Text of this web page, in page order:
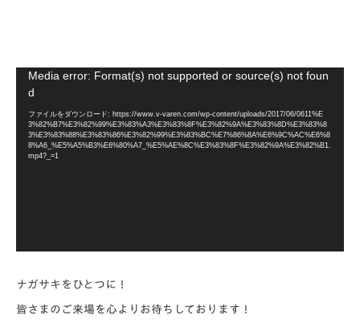
Media error: Format(s) not supported or source(s) not foun
d
ファイルをダウンロード: https://www.v-varen.com/wp-content/uploads/2017/06/0611%E
3%82%B7%E3%82%99%E3%83%A3%E3%83%8F%E3%82%9A%E3%83%8D%E3%83%8
3%E3%83%88%E3%83%86%E3%82%99%E3%83%BC%E7%86%8A%E6%9C%AC%E6%8
8%A6_%E5%A5%B3%E6%80%A7_%E5%AE%8C%E3%83%8F%E3%82%9A%E3%82%B1.
mp4?_=1
ナガサキをひとつに！
皆さまのご来場を心よりお待ちしております！